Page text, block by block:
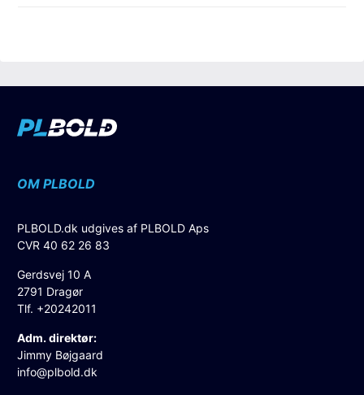
OM PLBOLD
PLBOLD.dk udgives af PLBOLD Aps
CVR 40 62 26 83
Gerdsvej 10 A
2791 Dragør
Tlf. +20242011
Adm. direktør:
Jimmy Bøjgaard
info@plbold.dk